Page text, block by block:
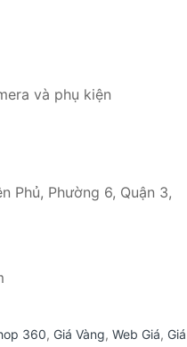
và phụ kiện
Phủ, Phường 6, Quận 3,
360, Giá Vàng, Web Giá, Giá